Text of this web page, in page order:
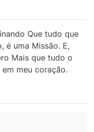
Que tudo que
é uma Missão. E,
Mais que tudo o
meu coração.